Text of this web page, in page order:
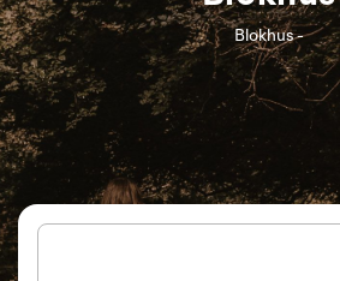
Blokhus -